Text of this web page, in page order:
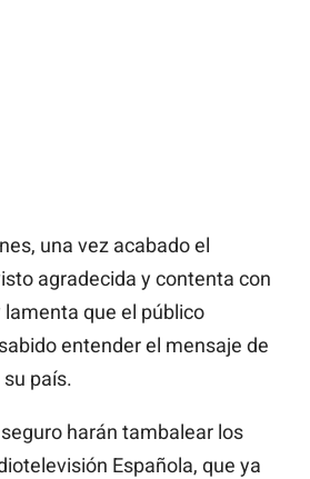
una vez acabado el
agradecida y contenta con
que el público
entender el mensaje de
país.
harán tambalear los
Española, que ya